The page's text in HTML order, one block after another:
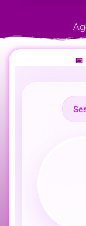
para
o
conteúdo
📅